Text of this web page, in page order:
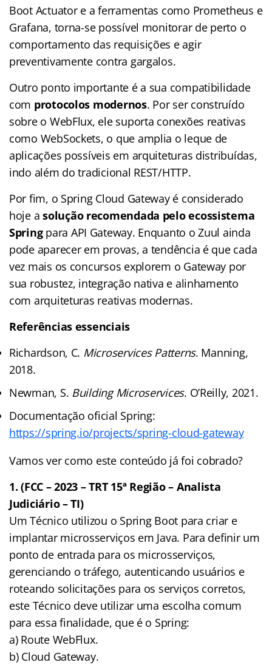
Boot Actuator e a ferramentas como Prometheus e
Grafana, torna-se possível monitorar de perto o
comportamento das requisições e agir
preventivamente contra gargalos.
Outro ponto importante é a sua compatibilidade
com protocolos modernos. Por ser construído
sobre o WebFlux, ele suporta conexões reativas
como WebSockets, o que amplia o leque de
aplicações possíveis em arquiteturas distribuídas,
indo além do tradicional REST/HTTP.
Por fim, o Spring Cloud Gateway é considerado
hoje asolução recomendada pelo ecossistema
Springpara API Gateway. Enquanto o Zuul ainda
pode aparecer em provas, a tendência é que cada
vez mais os concursos explorem o Gateway por
sua robustez, integração nativa e alinhamento
com arquiteturas reativas modernas.
Referências essenciais
Richardson, C. Microservices Patterns. Manning,
2018.
Newman, S. Building Microservices. O’Reilly, 2021.
Documentação oficial Spring:
https://spring.io/projects/spring-cloud-gateway
Vamos ver como este conteúdo já foi cobrado?
1. (FCC – 2023 – TRT 15ª Região – Analista
Judiciário – TI)
Um Técnico utilizou o Spring Boot para criar e
implantar microsserviços em Java. Para definir um
ponto de entrada para os microsserviços,
gerenciando o tráfego, autenticando usuários e
roteando solicitações para os serviços corretos,
este Técnico deve utilizar uma escolha comum
para essa finalidade, que é o Spring:
a) Route WebFlux.
b) Cloud Gateway.